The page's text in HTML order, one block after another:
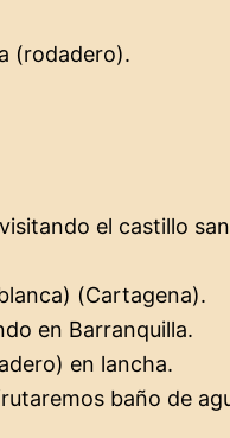
(rodadero).
el castillo
(Cartagena).
en Barranquilla.
en lancha.
baño de